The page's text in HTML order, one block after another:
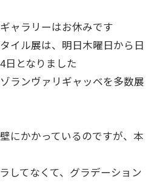
ャラリーはお休みです
イル展は、明日木曜日から日
日となりました
ランヴァリギャッベを多数展
にかかっているのですが、本
してなくて、グラデーション